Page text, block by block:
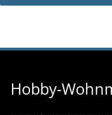
Hobby-